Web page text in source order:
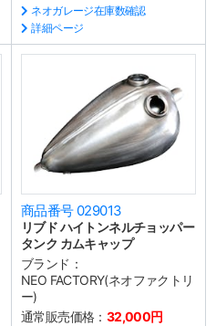
ネオガレージ在庫数確認
詳細ページ
商品番号 029013
リブド ハイトンネルチョッパー
タンク カムキャップ
ブランド：
NEO FACTORY(ネオファクトリ
ー)
通常販売価格： 32,000円